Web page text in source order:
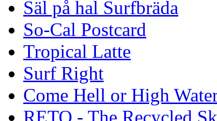
Säl på hal Surfbräda
So-Cal Postcard
Tropical Latte
Surf Right
Come Hell or High
RETO - The Recycled